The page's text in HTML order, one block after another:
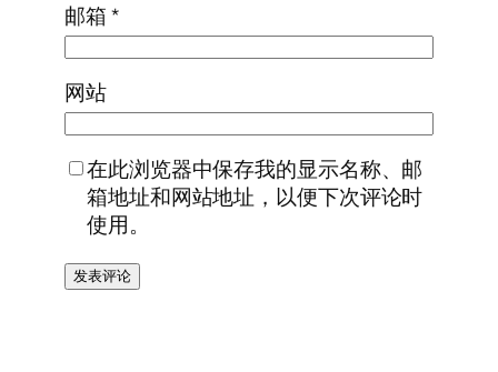
邮箱*
网站
在此浏览器中保存我的显示名称、邮
箱地址和网站地址，以便下次评论时
使用。